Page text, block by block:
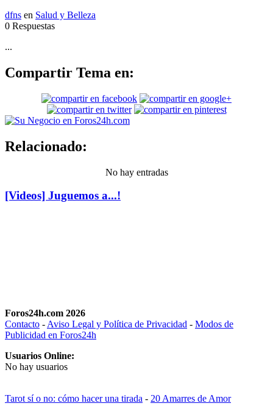
dfns en Salud y Belleza
0 Respuestas
...
Compartir Tema en:
Relacionado:
No hay entradas
[Videos] Juguemos a...!
Foros24h.com 2026
Contacto - Aviso Legal y Política de Privacidad - Modos de
Publicidad en Foros24h
Usuarios Online:
No hay usuarios
Tarot sí o no: cómo hacer una tirada - 20 Amarres de Amor